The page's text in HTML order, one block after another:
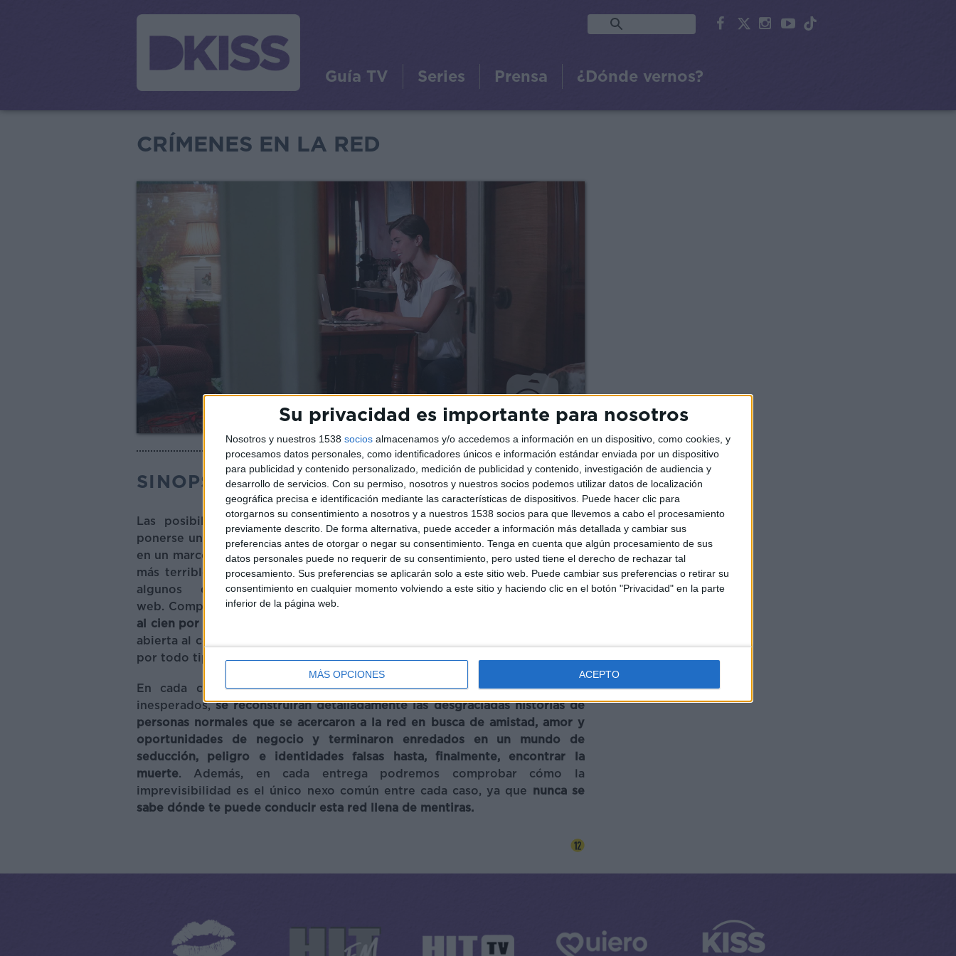
Su privacidad es importante para nosotros
Nosotros y nuestros 1538 socios almacenamos y/o accedemos a información en un dispositivo, como cookies, y
procesamos datos personales, como identificadores únicos e información estándar enviada por un dispositivo
para publicidad y contenido personalizado, medición de publicidad y contenido, investigación de audiencia y
desarrollo de servicios. Con su permiso, nosotros y nuestros socios podemos utilizar datos de localización
geográfica precisa e identificación mediante las características de dispositivos. Puede hacer clic para
otorgarnos su consentimiento a nosotros y a nuestros 1538 socios para que llevemos a cabo el procesamiento
previamente descrito. De forma alternativa, puede acceder a información más detallada y cambiar sus
preferencias antes de otorgar o negar su consentimiento. Tenga en cuenta que algún procesamiento de sus
datos personales puede no requerir de su consentimiento, pero usted tiene el derecho de rechazar tal
procesamiento. Sus preferencias se aplicarán solo a este sitio web. Puede cambiar sus preferencias o retirar su
consentimiento en cualquier momento volviendo a este sitio y haciendo clic en el botón "Privacidad" en la parte
inferior de la página web.
MÁS OPCIONES ACEPTO
Guía TV Series Prensa ¿Dónde vernos?
CRÍMENES EN LA RED
SINOPSIS
Las posibilidades que ofrece el mundo online a aquellos que desean
ponerse una máscara y ocultar sus verdaderas intenciones convierten la red
en un marco ideal para todo tipo de engaños, desde los más inocentes a los
más terribles
. ‘Crímenes en la red’,se encarga de recopilar y reconstruir
algunos de los casos más espeluznantes sucedidos en la
web. Comprobaremos cómoen internet no siempre es posible estar seguro
al cien por cien de con quién estás hablando
abierta al comprobar cómo hay quien cae en las redes de engaños tramadas
por todo tipo de mentes enfermas.
En cada capítulo, todos ellos repletos de misterio, suspense y giros
inesperados,se reconstruirán detalladamente las desgraciadas historias de
personas normales que se acercaron a la red en busca de amistad, amor y
oportunidades de negocio y terminaron enredados en un mundo de
seducción, peligro e identidades falsas hasta, finalmente, encontrar la
muerte. Además, en cada entrega podremos comprobar cómo la
imprevisibilidad es el único nexo común entre cada caso, ya que nunca se
sabe dónde te puede conducir esta red llena de mentiras.